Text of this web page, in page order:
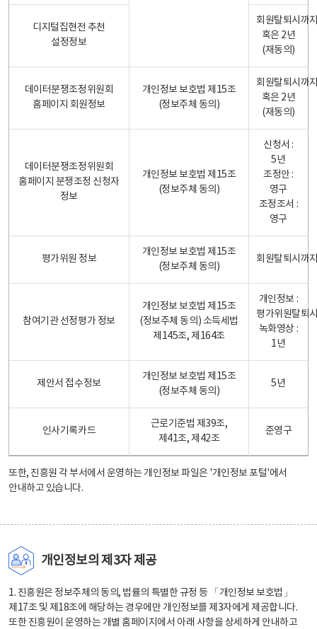
디지털집현전 추천
설정정보
회원탈퇴시까
혹은 2년
(재동의)
데이터분쟁조정위원회
홈페이지 회원정보
개인정보 보호법 제15조
(정보주체 동의)
회원탈퇴시까
혹은 2년
(재동의)
데이터분쟁조정위원회
홈페이지 분쟁조정 신청자
정보
개인정보 보호법 제15조
(정보주체 동의)
신청서 :
5년
조정안 :
영구
조정조서 :
영구
평가위원 정보
개인정보 보호법 제15조
(정보주체 동의)
회원탈퇴시까
참여기관 선정평가 정보
개인정보 보호법 제15조
(정보주체 동의) 소득세법
제145조, 제164조
개인정보 :
평가위원탈퇴
녹화영상 :
1년
제안서 접수정보
개인정보 보호법 제15조
(정보주체 동의)
5년
인사기록카드
근로기준법 제39조,
제41조, 제42조
준영구
또한, 진흥원 각 부서에서 운영하는 개인정보 파일은 '개인정보 포털'에서
안내하고 있습니다.
개인정보의 제3자 제공
1. 진흥원은 정보주체의 동의, 법률의 특별한 규정 등 「개인정보 보호법」
제17조 및 제18조에 해당하는 경우에만 개인정보를 제3자에게 제공합니다.
또한 진흥원이 운영하는 개별 홈페이지에서 아래 사항을 상세하게 안내하고